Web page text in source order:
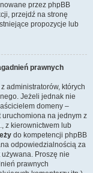
przez phpBB
przejdź na stronę
propozycje lub
prawnych
administratorów, których
Jeżeli jednak nie
domeny –
na jednym z
z kierownictwem lub
do kompetencji phpBB
odpowiedzialnością za
Proszę nie
prawnych